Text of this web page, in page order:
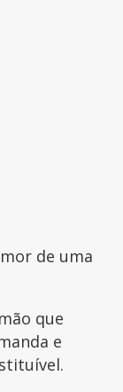
de uma
que
e